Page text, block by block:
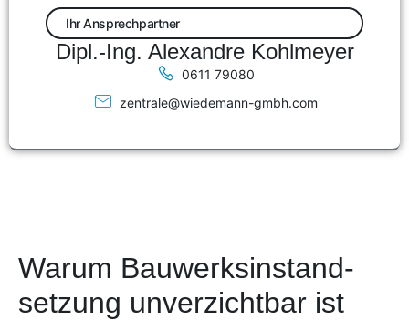
Ihr Ansprechpartner
Dipl.-Ing. Alexandre Kohlmeyer
0611 79080
zentrale@wiedemann-gmbh.com
Warum Bauwerksinstand­
setzung unverzichtbar ist